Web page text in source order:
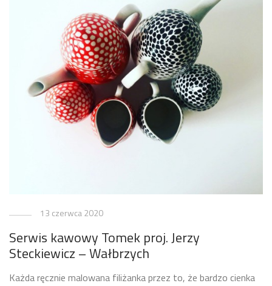
13 czerwca 2020
Serwis kawowy Tomek proj. Jerzy
Steckiewicz – Wałbrzych
Każda ręcznie malowana filiżanka przez to, że bardzo cienka